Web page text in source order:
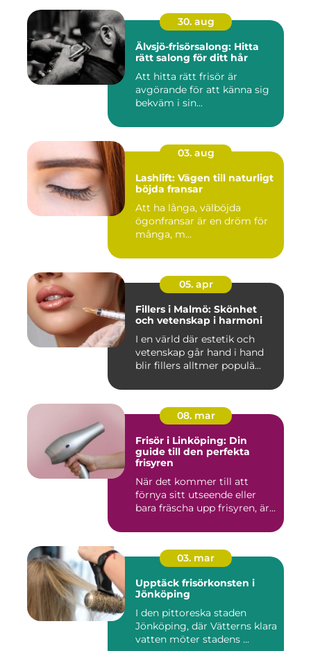
30. aug
Älvsjö-frisörsalong: Hitta
rätt salong för ditt hår
Att hitta rätt frisör är
avgörande för att känna sig
bekväm i sin...
03. aug
Lashlift: Vägen till naturligt
böjda fransar
Att ha långa, välböjda
ögonfransar är en dröm för
många, m...
05. apr
Fillers i Malmö: Skönhet
och vetenskap i harmoni
I en värld där estetik och
vetenskap går hand i hand
blir fillers alltmer populä...
08. mar
Frisör i Linköping: Din
guide till den perfekta
frisyren
När det kommer till att
förnya sitt utseende eller
bara fräscha upp frisyren, är...
03. mar
Upptäck frisörkonsten i
Jönköping
I den pittoreska staden
Jönköping, där Vätterns klara
vatten möter stadens ...